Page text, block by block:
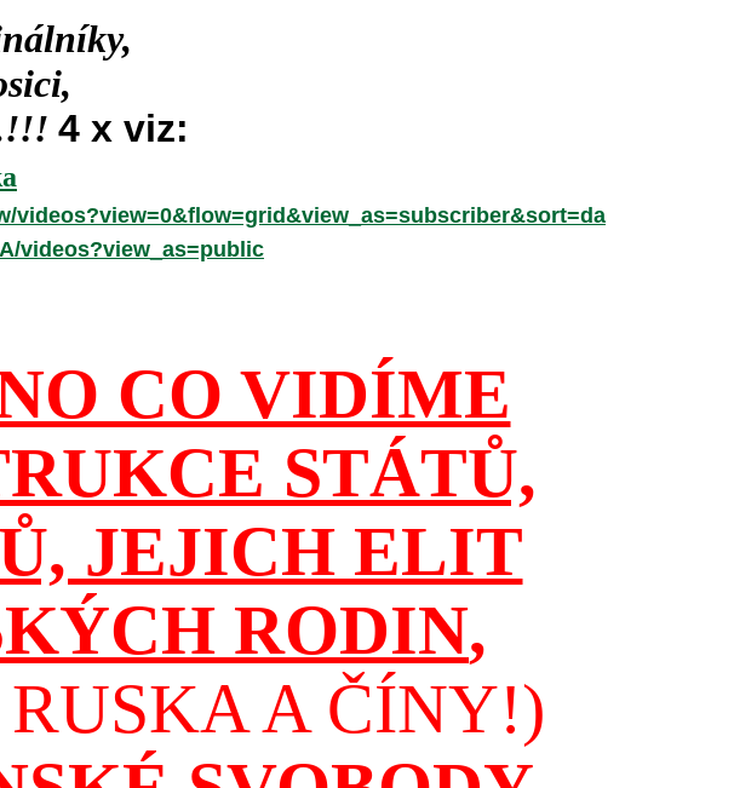
4 x viz:
videos?view=0&flow=grid&view_as=subscriber&sort=da
videos?view_as=public
CO VIDÍME
STÁTŮ,
JEJICH ELIT
RODIN,
A ČÍNY!)